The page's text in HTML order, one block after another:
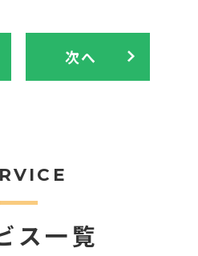
次へ
ス一覧